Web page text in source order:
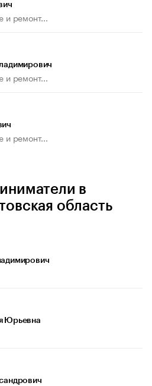
и ремонт...
и ремонт...
и ремонт...
в
область
Юрьевна